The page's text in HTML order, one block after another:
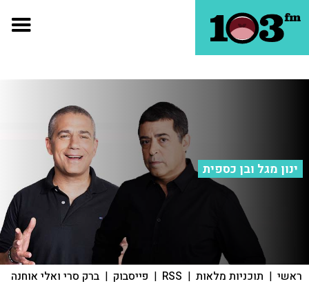
ינון מגל ובן כספית
ראשי | תוכניות מלאות |
RSS
| פייסבוק | ברק סרי ואלי אוחנה